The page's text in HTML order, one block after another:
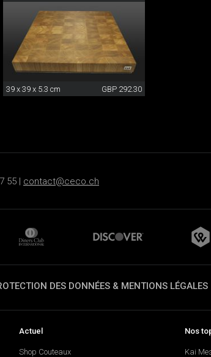
39 x 39 x 5.3 cm GBP 292.30
55 | contact@ceco.ch
DES DONNÉES & MENTIONS LÉGALES
Actuel
Shop Couteaux
Nos
Kai